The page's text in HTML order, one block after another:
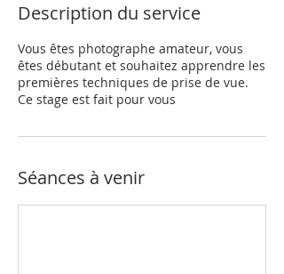
Description du service
Vous êtes photographe amateur, vous
êtes débutant et souhaitez apprendre les
premières techniques de prise de vue.
Ce stage est fait pour vous
Séances à venir